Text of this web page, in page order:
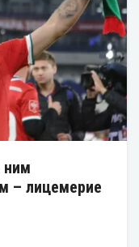
ним
– лицемерие